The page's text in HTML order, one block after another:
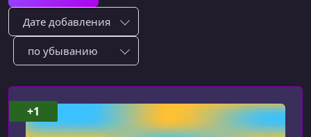
Сортировка по:
Сотировать по:
+1